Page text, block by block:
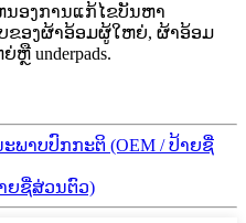
ນອງການແກ້ໄຂບັນຫາ
ບຂອງຜ້າອ້ອມຜູ້ໃຫຍ່, ຜ້າອ້ອມ
ຫຼື underpads.
ພາບປົກກະຕິ (OEM / ປ້າຍຊື່
ຍຊື່ສ່ວນຕົວ)